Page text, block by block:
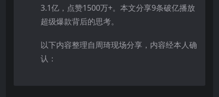
3.1亿，点赞1500万+。本文分享9条破亿播放
超级爆款背后的思考。
以下内容整理自周琦现场分享，内容经本人确
认：